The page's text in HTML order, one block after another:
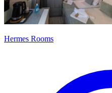
Hermes Rooms